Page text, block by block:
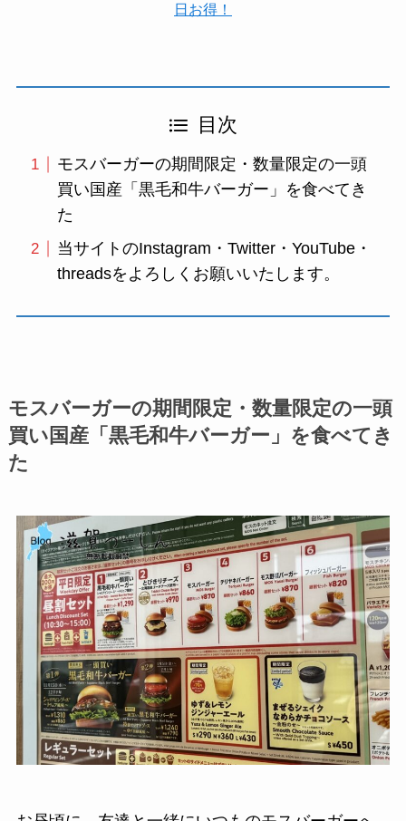
日お得！
目次
モスバーガーの期間限定・数量限定の一頭
買い国産「黒毛和牛バーガー」を食べてき
た
当サイトのInstagram・Twitter・YouTube・
threadsをよろしくお願いいたします。
モスバーガーの期間限定・数量限定の一頭
買い国産「黒毛和牛バーガー」を食べてき
た